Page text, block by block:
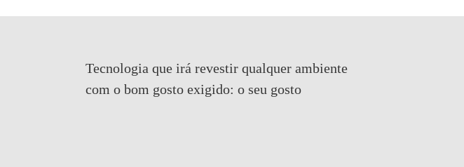
Tecnologia que irá revestir qualquer ambiente
com o bom gosto exigido: o seu gosto